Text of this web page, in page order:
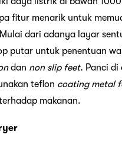
fitur menarik untuk
dari adanya layar
putar untuk penentuan
dan non slip feet. Panci
teflon coating metal
makanan.